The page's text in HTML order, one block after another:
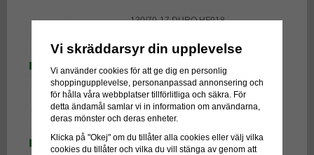
130/70-17 DURO HF918
921 kr exkl moms
130/90-17 DURO HF261A
INFO KÖP
Vi skräddarsyr din upplevelse
Vi använder cookies för att ge dig en personlig
shoppingupplevelse, personanpassad annonsering och
för hålla våra webbplatser tillförlitliga och säkra. För
detta ändamål samlar vi in information om användarna,
deras mönster och deras enheter.
Klicka på "Okej" om du tillåter alla cookies eller välj vilka
cookies du tillåter och vilka du vill stänga av genom att